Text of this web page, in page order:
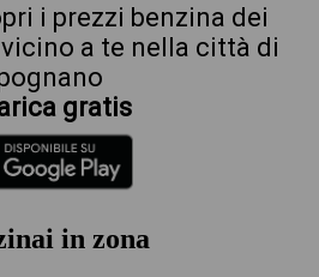
i prezzi benzina dei
a te nella città di
gratis
in zona